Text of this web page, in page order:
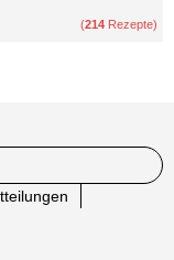
(214 Rezepte)